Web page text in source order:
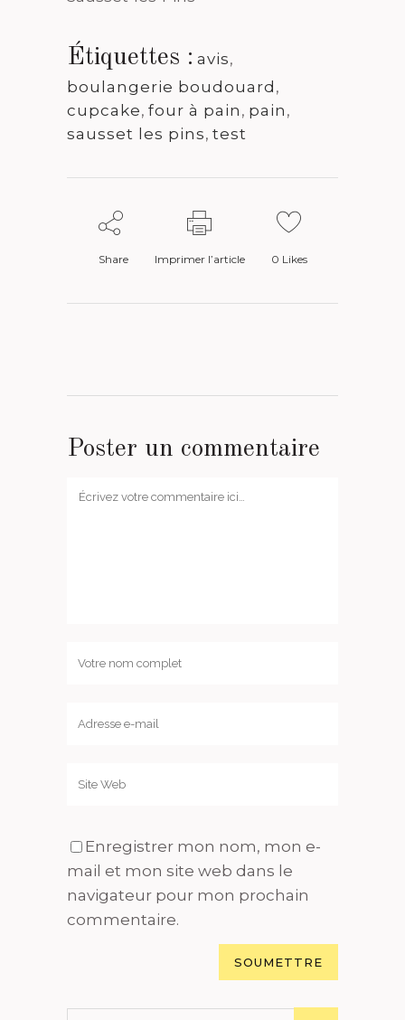
Étiquettes : avis,
boulangerie boudouard ,
cupcake, four à pain , pain ,
sausset les pins, test
Share Imprimer l’article 0 Likes
Poster un commentaire
Enregistrer mon nom, mon e-
mail et mon site web dans le
navigateur pour mon prochain
commentaire.